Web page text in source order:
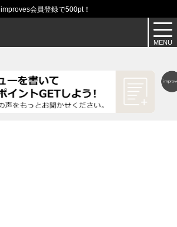
improves会員登録で500pt！